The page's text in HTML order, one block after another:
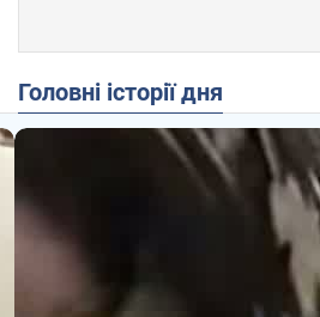
Головні історії дня